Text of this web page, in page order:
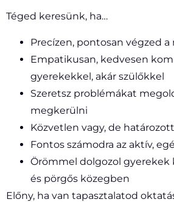
Téged keresünk, ha…
Precízen, pontosan végzed
Empatikusan, kedvesen
gyerekekkel, akár szülőkkel
Szeretsz problémákat
megkerülni
Közvetlen vagy, de
Fontos számodra az aktív,
Örömmel dolgozol gyerekek
és pörgős közegben
Előny, ha van tapasztalatod